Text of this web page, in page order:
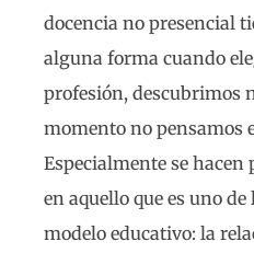
docencia no presencial
alguna forma cuando
profesión, descubrimos
momento no pensamos
Especialmente se
en aquello que es uno
modelo educativo: la